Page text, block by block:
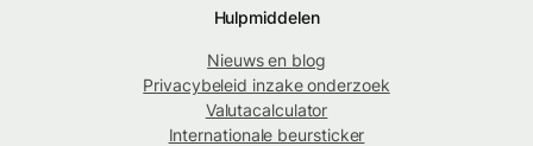
Hulpmiddelen
Nieuws en blog
Privacybeleid inzake onderzoek
Valutacalculator
Internationale beursticker